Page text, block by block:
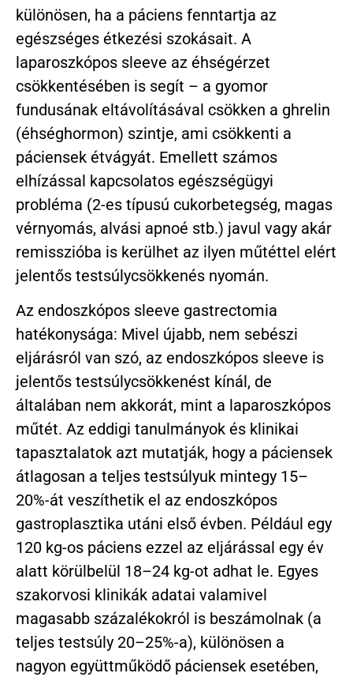
különösen, ha a páciens fenntartja az
egészséges étkezési szokásait. A
laparoszkópos sleeve az éhségérzet
csökkentésében is segít – a gyomor
fundusának eltávolításával csökken a ghrelin
(éhséghormon) szintje, ami csökkenti a
páciensek étvágyát. Emellett számos
elhízással kapcsolatos egészségügyi
probléma (2-es típusú cukorbetegség, magas
vérnyomás, alvási apnoé stb.) javul vagy akár
remisszióba is kerülhet az ilyen műtéttel elért
jelentős testsúlycsökkenés nyomán.
Az endoszkópos sleeve gastrectomia
hatékonysága: Mivel újabb, nem sebészi
eljárásról van szó, az endoszkópos sleeve is
jelentős testsúlycsökkenést kínál, de
általában nem akkorát, mint a laparoszkópos
műtét. Az eddigi tanulmányok és klinikai
tapasztalatok azt mutatják, hogy a páciensek
átlagosan a teljes testsúlyuk mintegy 15–
20%-át veszíthetik el az endoszkópos
gastroplasztika utáni első évben. Például egy
120 kg-os páciens ezzel az eljárással egy év
alatt körülbelül 18–24 kg-ot adhat le. Egyes
szakorvosi klinikák adatai valamivel
magasabb százalékokról is beszámolnak (a
teljes testsúly 20–25%-a), különösen a
nagyon együttműködő páciensek esetében,